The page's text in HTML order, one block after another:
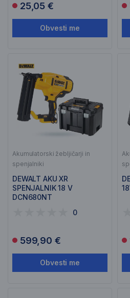
25,05 €
Obvesti me
Akumulatorski žebljičarji in
spenjalniki
DEWALT AKU XR
SPENJALNIK 18 V
DCN680NT
0
599,90 €
Obvesti me